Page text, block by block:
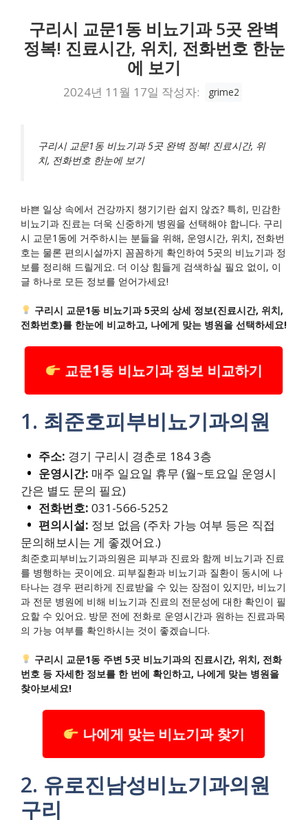
구리시 교문1동 비뇨기과 5곳 완벽
정복! 진료시간, 위치, 전화번호 한눈
에 보기
2024년 11월 17일 작성자: grime2
구리시 교문1동 비뇨기과 5곳 완벽 정복! 진료시간, 위
치, 전화번호 한눈에 보기
바쁜 일상 속에서 건강까지 챙기기란 쉽지 않죠? 특히, 민감한
비뇨기과 진료는 더욱 신중하게 병원을 선택해야 합니다. 구리
시 교문1동에 거주하시는 분들을 위해, 운영시간, 위치, 전화번
호는 물론 편의시설까지 꼼꼼하게 확인하여 5곳의 비뇨기과 정
보를 정리해 드릴게요. 더 이상 힘들게 검색하실 필요 없이, 이
글 하나로 모든 정보를 얻어가세요!
구리시 교문1동 비뇨기과 5곳의 상세 정보(진료시간, 위치,
전화번호)를 한눈에 비교하고, 나에게 맞는 병원을 선택하세요!
교문1동 비뇨기과 정보 비교하기
1. 최준호피부비뇨기과의원
주소: 경기 구리시 경춘로 184 3층
운영시간: 매주 일요일 휴무 (월~토요일 운영시
간은 별도 문의 필요)
전화번호: 031-566-5252
편의시설: 정보 없음 (주차 가능 여부 등은 직접
문의해보시는 게 좋겠어요.)
최준호피부비뇨기과의원은 피부과 진료와 함께 비뇨기과 진료
를 병행하는 곳이에요. 피부질환과 비뇨기과 질환이 동시에 나
타나는 경우 편리하게 진료받을 수 있는 장점이 있지만, 비뇨기
과 전문 병원에 비해 비뇨기과 진료의 전문성에 대한 확인이 필
요할 수 있어요. 방문 전에 전화로 운영시간과 원하는 진료과목
의 가능 여부를 확인하시는 것이 좋겠습니다.
구리시 교문1동 주변 5곳 비뇨기과의 진료시간, 위치, 전화
번호 등 자세한 정보를 한 번에 확인하고, 나에게 맞는 병원을
찾아보세요!
나에게 맞는 비뇨기과 찾기
2. 유로진남성비뇨기과의원
구리